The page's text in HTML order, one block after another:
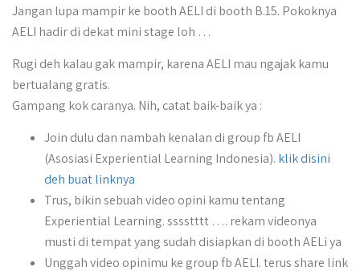
Jangan lupa mampir ke booth AELI di booth B.15. Pokoknya
AELI hadir di dekat mini stage loh …
Rugi deh kalau gak mampir, karena AELI mau ngajak kamu
bertualang gratis.
Gampang kok caranya. Nih, catat baik-baik ya :
Join dulu dan nambah kenalan di group fb AELI
(Asosiasi Experiential Learning Indonesia). klik disini
deh buat linknya
Trus, bikin sebuah video opini kamu tentang
Experiential Learning. sssstttt …. rekam videonya
musti di tempat yang sudah disiapkan di booth AELi ya
Unggah video opinimu ke group fb AELI. terus share link